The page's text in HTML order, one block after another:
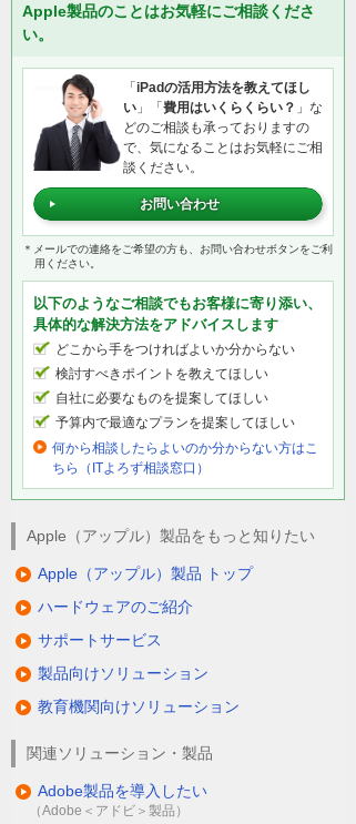
Apple製品のことはお気軽にご相談くださ
い。
「iPadの活用方法を教えてほし
い 」「費用はいくらくらい？ 」な
どのご相談も承っておりますの
で、気になることはお気軽にご相
談ください。
お問い合わせ
＊メールでの連絡をご希望の方も、お問い合わせボタンをご利
用ください。
以下のようなご相談でもお客様に寄り添い、
具体的な解決方法をアドバイスします
どこから手をつければよいか分からない
検討すべきポイントを教えてほしい
自社に必要なものを提案してほしい
予算内で最適なプランを提案してほしい
何から相談したらよいのか分からない方はこ
ちら（ITよろず相談窓口）
Apple（アップル）製品をもっと知りたい
Apple（アップル）製品 トップ
ハードウェアのご紹介
サポートサービス
製品向けソリューション
教育機関向けソリューション
関連ソリューション・製品
Adobe製品を導入したい
（Adobe＜アドビ＞製品）